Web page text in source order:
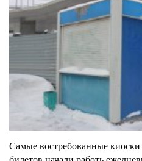
Самые востребованные